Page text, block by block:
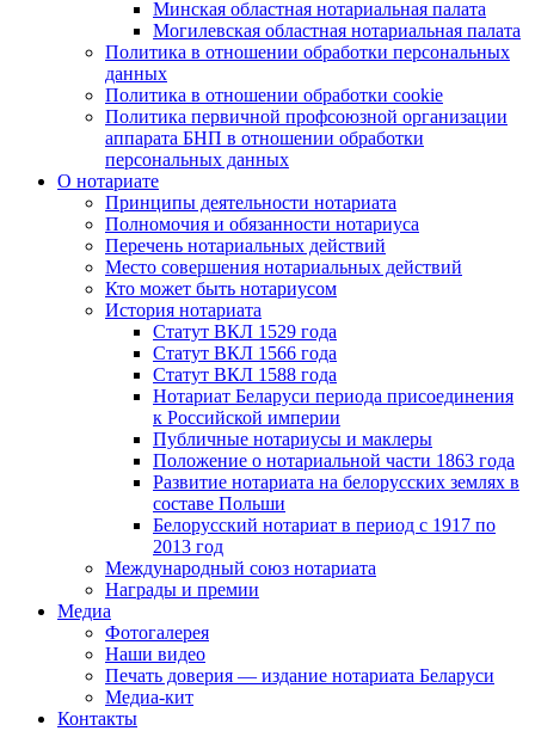
Минская областная нотариальная палата
Могилевская областная нотариальная палата
Политика в отношении обработки персональных
данных
Политика в отношении обработки cookie
Политика первичной профсоюзной организации
аппарата БНП в отношении обработки
персональных данных
О нотариате
Принципы деятельности нотариата
Полномочия и обязанности нотариуса
Перечень нотариальных действий
Место совершения нотариальных действий
Кто может быть нотариусом
История нотариата
Статут ВКЛ 1529 года
Статут ВКЛ 1566 года
Статут ВКЛ 1588 года
Нотариат Беларуси периода присоединения
к Российской империи
Публичные нотариусы и маклеры
Положение о нотариальной части 1863 года
Развитие нотариата на белорусских землях в
составе Польши
Белорусский нотариат в период с 1917 по
2013 год
Международный союз нотариата
Награды и премии
Медиа
Фотогалерея
Наши видео
Печать доверия — издание нотариата Беларуси
Медиа-кит
Контакты